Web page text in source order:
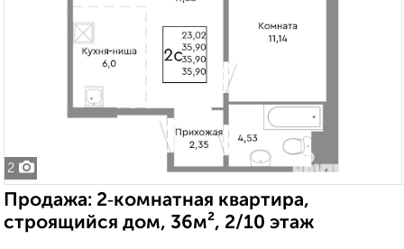
2
Продажа: 2‑комнатная квартира,
строящийся дом, 36м², 2/10 этаж